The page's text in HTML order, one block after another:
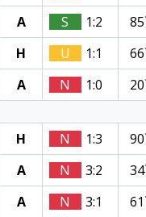
A S 1:2
H U 1:1
A N 1:0
H N 1:3
A N 3:2
A N 3:1